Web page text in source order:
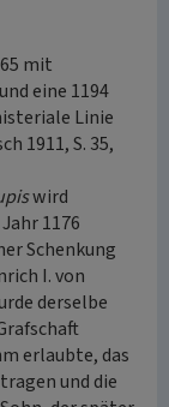
mit
eine 1194
Linie
1911, S. 35,
wird
1176
Schenkung
I. von
derselbe
erlaubte, das
und die